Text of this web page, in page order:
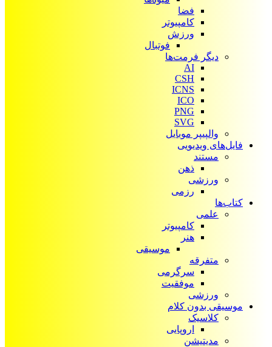
فضا
کامپیوتر
ورزش
فوتبال
دیگر فرمت‌ها
AI
CSH
ICNS
ICO
PNG
SVG
والپیپر موبایل
فایل‌های ویدیویی
مستند
ذهن
ورزشی
رزمی
کتاب‌ها
علمی
کامپیوتر
هنر
موسیقی
متفرقه
سرگرمی
موفقیت
ورزشی
موسیقی بدون کلام
کلاسیک
اروپایی
مدیتیشن